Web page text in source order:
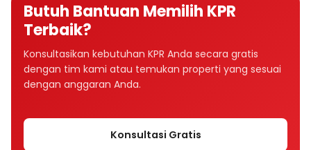
Butuh Bantuan Memilih KPR
Terbaik?
Konsultasikan kebutuhan KPR Anda secara gratis
dengan tim kami atau temukan properti yang sesuai
dengan anggaran Anda.
Konsultasi Gratis